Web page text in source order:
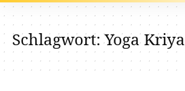
Schlagwort:Yoga Kriya